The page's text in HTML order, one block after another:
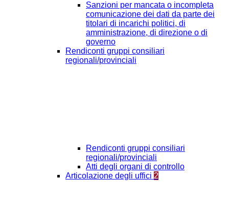
Sanzioni per mancata o incompleta
comunicazione dei dati da parte dei
titolari di incarichi politici, di
amministrazione, di direzione o di
governo
Rendiconti gruppi consiliari
regionali/provinciali
Rendiconti gruppi consiliari
regionali/provinciali
Atti degli organi di controllo
Articolazione degli uffici 2